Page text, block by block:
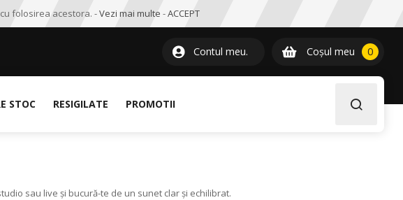
folosirea acestora. -Vezi mai multe -ACCEPT
Contul meu. Coșul meu 00item
STOC RESIGILATE PROMOTII
sau live și bucură-te de un sunet clar și echilibrat.